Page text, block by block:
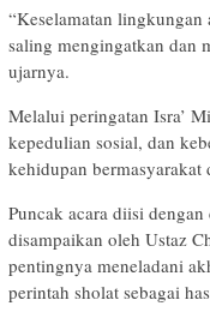
“Keselamatan
saling mengingatkan dan
ujarnya.
Melalui peringatan Isra’
kepedulian sosial, dan
kehidupan bermasyarakat
Puncak acara diisi
disampaikan oleh Ustaz
pentingnya meneladani
perintah sholat sebagai